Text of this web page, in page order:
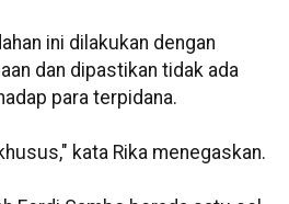
ini dilakukan dengan
dan dipastikan tidak ada
para terpidana.
kata Rika menegaskan.